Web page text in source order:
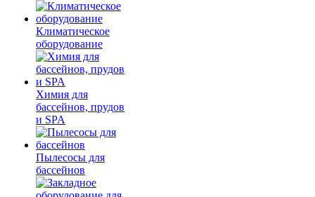
Климатическое
оборудование
Химия для
бассейнов, прудов
и SPA
Пылесосы для
бассейнов